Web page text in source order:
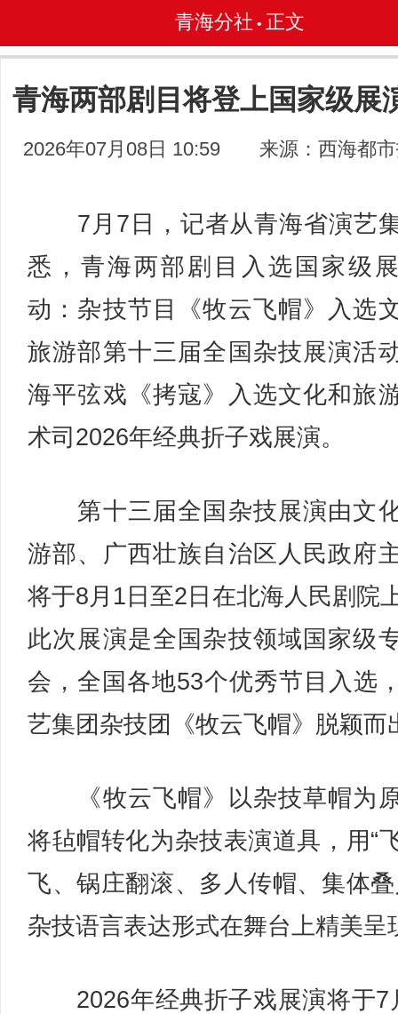
青海分社 • 正文
青海两部剧目将登上国家级展
2026年07月08日 10:59 来源：西海都
7月7日，记者从青海省演艺
悉，青海两部剧目入选国家级
动：杂技节目《牧云飞帽》入选
旅游部第十三届全国杂技展演活
海平弦戏《拷寇》入选文化和旅
术司2026年经典折子戏展演。
第十三届全国杂技展演由文
游部、广西壮族自治区人民政府
将于8月1日至2日在北海人民剧院
此次展演是全国杂技领域国家级
会，全国各地53个优秀节目入选
艺集团杂技团《牧云飞帽》脱颖而
《牧云飞帽》以杂技草帽为
将毡帽转化为杂技表演道具，用“
飞、锅庄翻滚、多人传帽、集体叠
杂技语言表达形式在舞台上精美呈
2026年经典折子戏展演将于7